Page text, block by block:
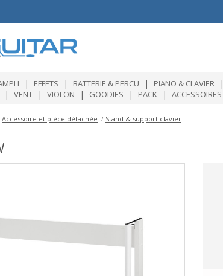
| EFFETS | BATTERIE & PERCU | PIANO & CLAVIER |
| VENT | VIOLON | GOODIES | PACK | ACCESSOIRES
Accessoire et pièce détachée Stand & support clavier